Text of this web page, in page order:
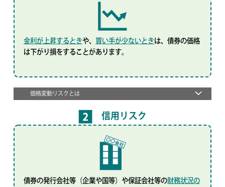
金利が上昇するときや、 買い手が少ないときは、債券の価格
は下がり損をすることがあります。
価格変動リスクとは
信用リスク
債券の発行会社等（企業や国等）や保証会社等の財務状況の